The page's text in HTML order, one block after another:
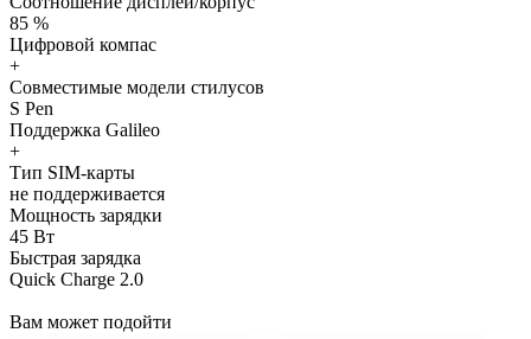
85 %
Цифровой компас
+
Совместимые модели стилусов
S Pen
Поддержка Galileo
+
Тип SIM-карты
не поддерживается
Мощность зарядки
45 Вт
Быстрая зарядка
Quick Charge 2.0
Вам может подойти